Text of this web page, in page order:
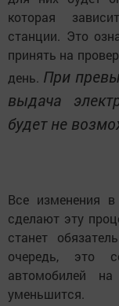
которая
станции. Это
принять на
день. При
выдача
будет не
Все изменения в
сделают эту
станет
очередь, это
автомобилей
уменьшится.